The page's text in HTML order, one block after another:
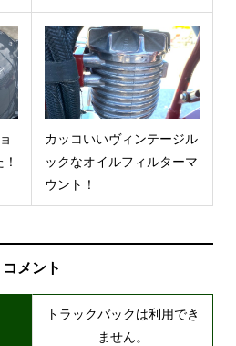
カッコいいヴィンテージル
ックなオイルフィルターマ
ウント！
コメント
トラックバックは利用でき
ません。